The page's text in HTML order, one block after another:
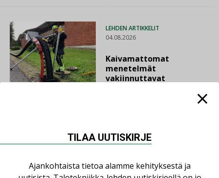
LEHDEN ARTIKKELIT
04.08.2026
Kaivamattomat
menetelmät
vakiinnuttavat
LUETUIMMAT UUTISET
TILAA UUTISKIRJE
Ajankohtaista tietoa alamme kehityksestä ja